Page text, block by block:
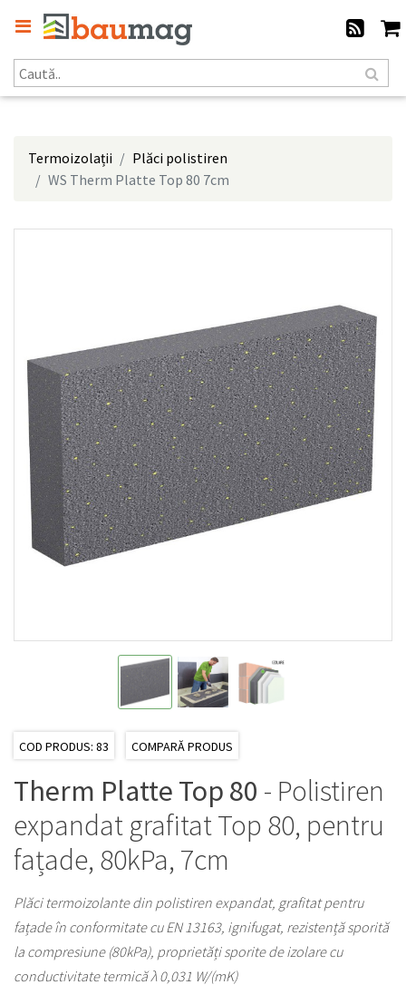
Termoizolații
Plăci polistiren
WS Therm Platte Top 80 7cm
COD PRODUS: 83 COMPARĂ PRODUS
Therm Platte Top 80 - Polistiren
expandat grafitat Top 80, pentru
fațade, 80kPa, 7cm
Plăci termoizolante din polistiren expandat, grafitat pentru
fațade în conformitate cu EN 13163, ignifugat, rezistență sporită
la compresiune (80kPa), proprietăți sporite de izolare cu
conductivitate termică λ 0,031 W/(mK)